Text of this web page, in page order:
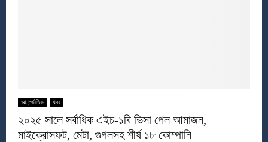
আন্তর্জাতিক খবর
২০২৫ সালে সর্বাধিক এইচ-১বি ভিসা পেল আমাজন,
মাইক্রোসফট, মেটা, গুগলসহ শীর্ষ ১৮ কোম্পানি